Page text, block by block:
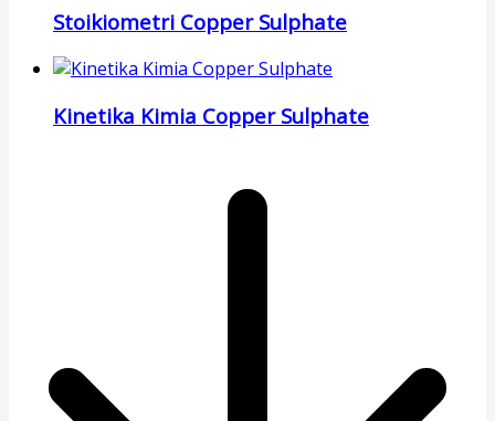
Stoikiometri Copper Sulphate
Kinetika Kimia Copper Sulphate